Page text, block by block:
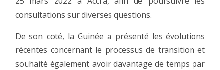
consultations sur diverses questions.
De son coté, la Guinée a présenté les évolutions
récentes concernant le processus de transition et
souhaité également avoir davantage de temps par